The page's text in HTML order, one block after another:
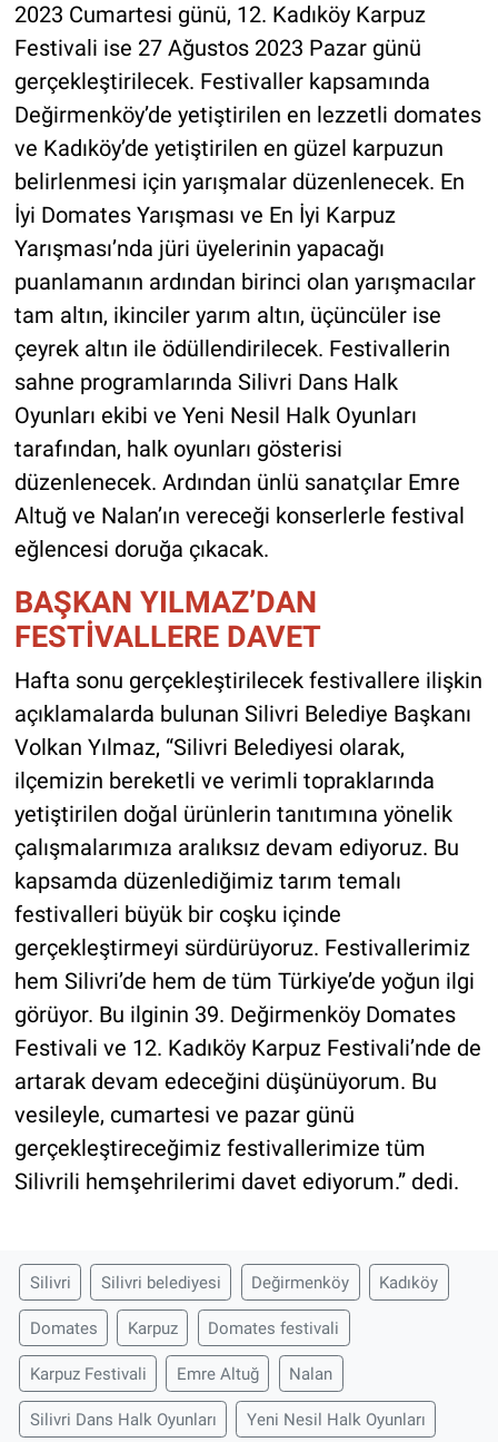
2023 Cumartesi günü, 12. Kadıköy Karpuz
Festivali ise 27 Ağustos 2023 Pazar günü
gerçekleştirilecek. Festivaller kapsamında
Değirmenköy’de yetiştirilen en lezzetli domates
ve Kadıköy’de yetiştirilen en güzel karpuzun
belirlenmesi için yarışmalar düzenlenecek. En
İyi Domates Yarışması ve En İyi Karpuz
Yarışması’nda jüri üyelerinin yapacağı
puanlamanın ardından birinci olan yarışmacılar
tam altın, ikinciler yarım altın, üçüncüler ise
çeyrek altın ile ödüllendirilecek. Festivallerin
sahne programlarında Silivri Dans Halk
Oyunları ekibi ve Yeni Nesil Halk Oyunları
tarafından, halk oyunları gösterisi
düzenlenecek. Ardından ünlü sanatçılar Emre
Altuğ ve Nalan’ın vereceği konserlerle festival
eğlencesi doruğa çıkacak.
BAŞKAN YILMAZ’DAN
FESTİVALLERE DAVET
Hafta sonu gerçekleştirilecek festivallere ilişkin
açıklamalarda bulunan Silivri Belediye Başkanı
Volkan Yılmaz, “Silivri Belediyesi olarak,
ilçemizin bereketli ve verimli topraklarında
yetiştirilen doğal ürünlerin tanıtımına yönelik
çalışmalarımıza aralıksız devam ediyoruz. Bu
kapsamda düzenlediğimiz tarım temalı
festivalleri büyük bir coşku içinde
gerçekleştirmeyi sürdürüyoruz. Festivallerimiz
hem Silivri’de hem de tüm Türkiye’de yoğun ilgi
görüyor. Bu ilginin 39. Değirmenköy Domates
Festivali ve 12. Kadıköy Karpuz Festivali’nde de
artarak devam edeceğini düşünüyorum. Bu
vesileyle, cumartesi ve pazar günü
gerçekleştireceğimiz festivallerimize tüm
Silivrili hemşehrilerimi davet ediyorum.” dedi.
Silivri Silivri belediyesi Değirmenköy Kadıköy
Domates Karpuz Domates festivali
Karpuz Festivali Emre Altuğ Nalan
Silivri Dans Halk Oyunları Yeni Nesil Halk Oyunları